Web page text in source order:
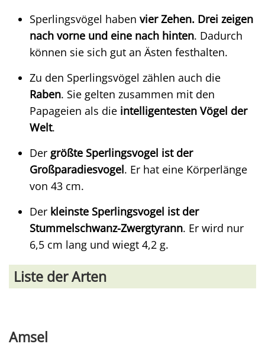
Sperlingsvögel haben vier Zehen. Drei zeigen
nach vorne und eine nach hinten. Dadurch
können sie sich gut an Ästen festhalten.
Zu den Sperlingsvögel zählen auch die
Raben. Sie gelten zusammen mit den
Papageien als die intelligentesten Vögel der
Welt.
Der größte Sperlingsvogel ist der
Großparadiesvogel. Er hat eine Körperlänge
von 43 cm.
Der kleinste Sperlingsvogel ist der
Stummelschwanz-Zwergtyrann. Er wird nur
6,5 cm lang und wiegt 4,2 g.
Liste der Arten
Amsel